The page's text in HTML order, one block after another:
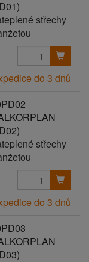
střechy
do 3 dnů
střechy
do 3 dnů